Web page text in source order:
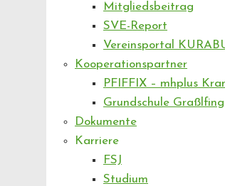
Mitgliedsbeitrag
SVE-Report
Vereinsportal
Kooperationspartner
PFIFFIX – mhplus
Grundschule Graßlfing
Dokumente
Karriere
FSJ
Studium